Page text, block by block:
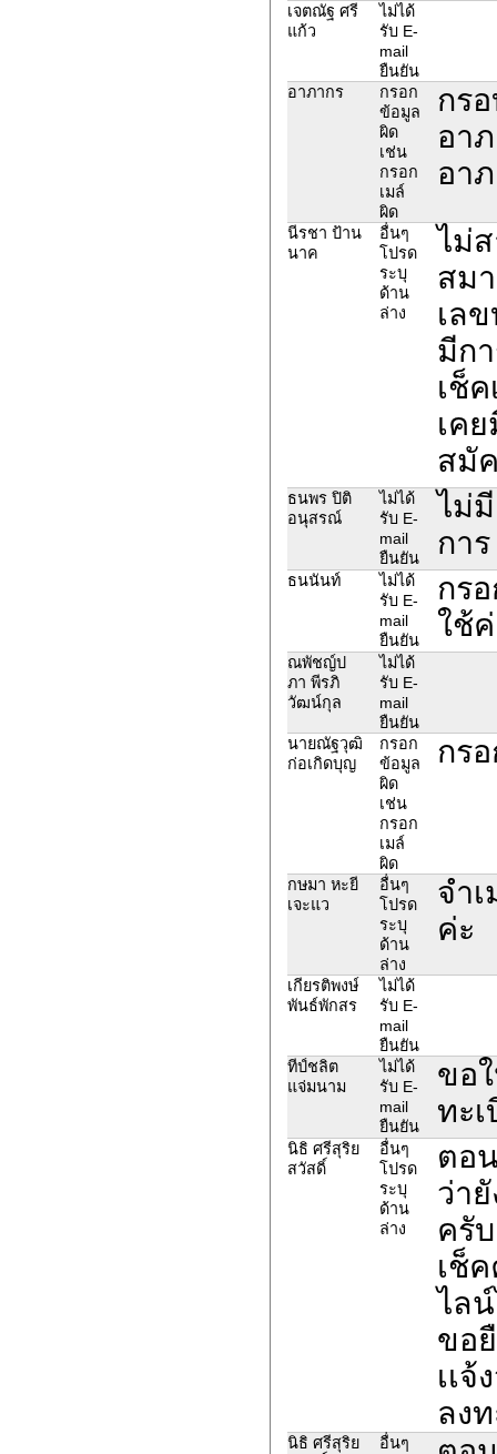
เจตณัฐ ศรี
แก้ว
ไม่ได้
รับ E-
mail
ยืนยัน
อาภากร
กรอก
ข้อมูล
ผิด
เช่น
กรอก
เมล์
ผิด
กร
อา
อา
นีรชา ป้าน
นาค
อื่นๆ
โปรด
ระบุ
ด้าน
ล่าง
ไม่
สม
เล
มีก
เช็
เค
สมั
ธนพร ปิติ
อนุสรณ์
ไม่ได้
รับ E-
mail
ยืนยัน
ไม่
กา
ธนนันท์
ไม่ได้
รับ E-
mail
ยืนยัน
กร
ใช้
ณพัชญ์ป
ภา พีรภิ
วัฒน์กุล
ไม่ได้
รับ E-
mail
ยืนยัน
นายณัฐวุฒิ
ก่อเกิดบุญ
กรอก
ข้อมูล
ผิด
เช่น
กรอก
เมล์
ผิด
กร
กษมา หะยี
เจะแว
อื่นๆ
โปรด
ระบุ
ด้าน
ล่าง
จำ
ค่ะ
เกียรติพงษ์
พันธ์พักสร
ไม่ได้
รับ E-
mail
ยืนยัน
ทีป์ชลิต
แจ่มนาม
ไม่ได้
รับ E-
mail
ยืนยัน
ขอ
ทะ
นิธิ ศรีสุริย
สวัสดิ์
อื่นๆ
โปรด
ระบุ
ด้าน
ล่าง
ตอ
ว่า
ครั
เช็
ไล
ขอ
เเ
ลง
นิธิ ศรีสุริย
อื่นๆ